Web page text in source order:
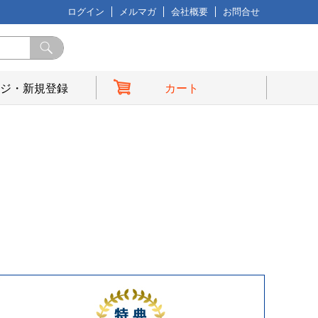
ログイン メルマガ 会社概要 お問合せ
・新規登録 カート